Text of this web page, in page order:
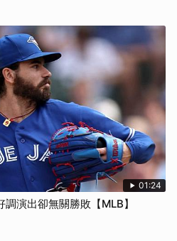
01:24
演出卻無關勝敗【MLB】